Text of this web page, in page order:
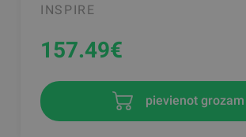
INSPIRE
157.49€
pievienot grozam